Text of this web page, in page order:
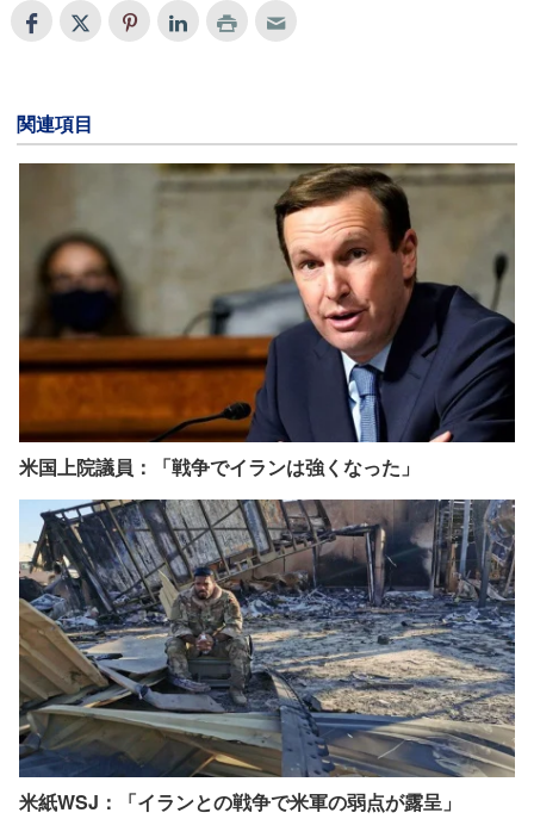
関連項目
米国上院議員：「戦争でイランは強くなった」
米紙WSJ：「イランとの戦争で米軍の弱点が露呈」